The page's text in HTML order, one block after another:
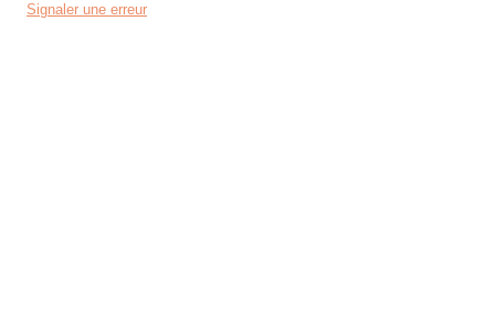
Signaler une erreur